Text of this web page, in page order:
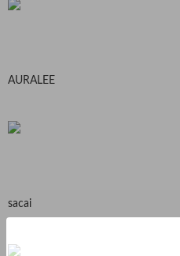
AURALEE
sacai